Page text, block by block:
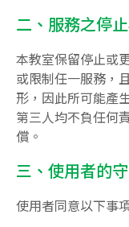
二、服務之停
本教室保留停止或
或限制任一服務，
形，因此所可能產
第三人均不負任何
償。
三、使用者的
使用者同意以下事